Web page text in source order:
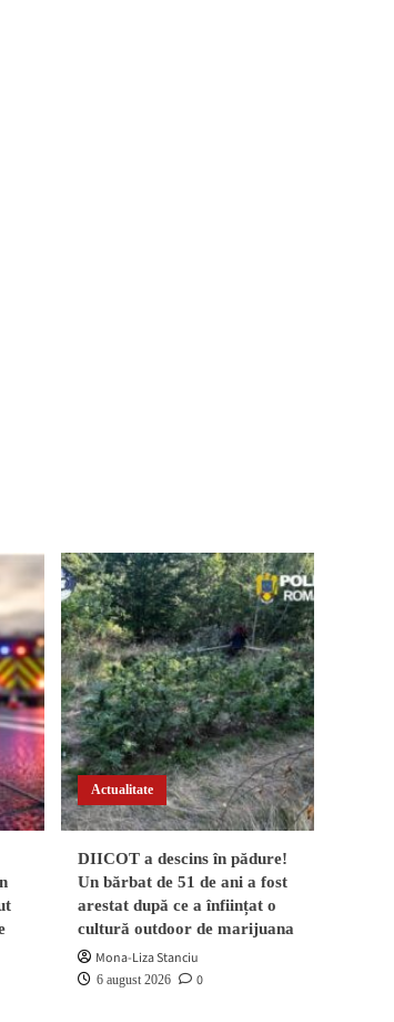
Actualitate
DIICOT a descins în pădure!
Un bărbat de 51 de ani a fost
arestat după ce a înființat o
cultură outdoor de marijuana
Mona-Liza Stanciu
6 august 2026 0